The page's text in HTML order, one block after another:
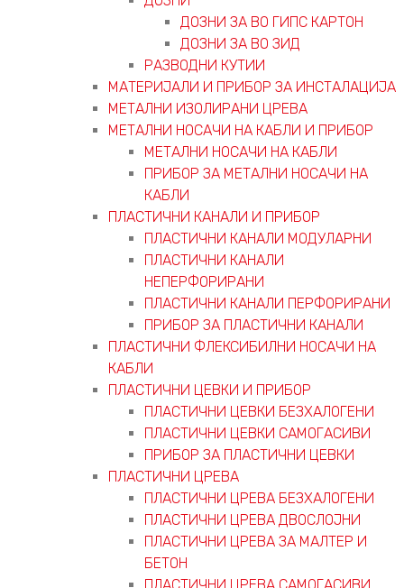
ДОЗНИ ЗА ВО ГИПС КАРТОН
ДОЗНИ ЗА ВО ЗИД
РАЗВОДНИ КУТИИ
МАТЕРИЈАЛИ И ПРИБОР ЗА ИНСТАЛАЦИЈА
МЕТАЛНИ ИЗОЛИРАНИ ЦРЕВА
МЕТАЛНИ НОСАЧИ НА КАБЛИ И ПРИБОР
МЕТАЛНИ НОСАЧИ НА КАБЛИ
ПРИБОР ЗА МЕТАЛНИ НОСАЧИ НА
КАБЛИ
ПЛАСТИЧНИ КАНАЛИ И ПРИБОР
ПЛАСТИЧНИ КАНАЛИ МОДУЛАРНИ
ПЛАСТИЧНИ КАНАЛИ
НЕПЕРФОРИРАНИ
ПЛАСТИЧНИ КАНАЛИ ПЕРФОРИРАНИ
ПРИБОР ЗА ПЛАСТИЧНИ КАНАЛИ
ПЛАСТИЧНИ ФЛЕКСИБИЛНИ НОСАЧИ НА
КАБЛИ
ПЛАСТИЧНИ ЦЕВКИ И ПРИБОР
ПЛАСТИЧНИ ЦЕВКИ БЕЗХАЛОГЕНИ
ПЛАСТИЧНИ ЦЕВКИ САМОГАСИВИ
ПРИБОР ЗА ПЛАСТИЧНИ ЦЕВКИ
ПЛАСТИЧНИ ЦРЕВА
ПЛАСТИЧНИ ЦРЕВА БЕЗХАЛОГЕНИ
ПЛАСТИЧНИ ЦРЕВА ДВОСЛОЈНИ
ПЛАСТИЧНИ ЦРЕВА ЗА МАЛТЕР И
БЕТОН